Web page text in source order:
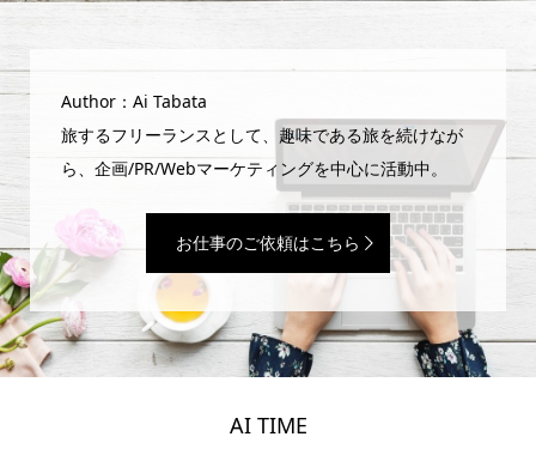
Author：Ai Tabata
旅するフリーランスとして、趣味である旅を続けなが
ら、企画/PR/Webマーケティングを中心に活動中。
お仕事のご依頼はこちら
AI TIME